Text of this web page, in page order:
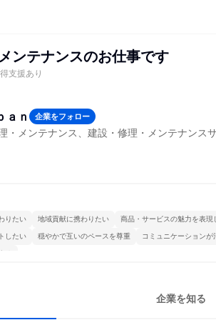
ンテナンスのお仕事です
支援あり
ａｎ 企業をフォロー
・メンテナンス、建設・修理・メンテナンス
りたい 地域貢献に携わりたい 商品・サービスの魅力を表現
したい 穏やかで互いのペースを尊重 コミュニケーションが
る
企業を知る